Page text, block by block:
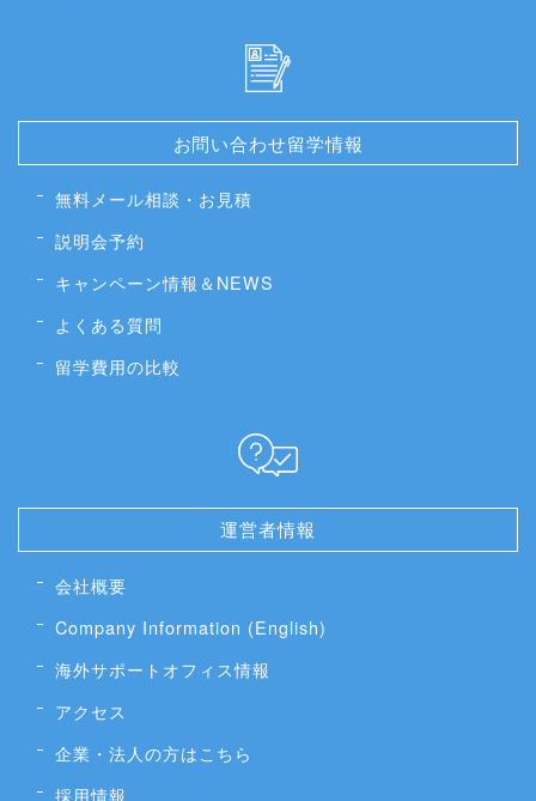
お問い合わせ留学情報
無料メール相談・お見積
説明会予約
キャンペーン情報＆NEWS
よくある質問
留学費用の比較
運営者情報
会社概要
Company Information (English)
海外サポートオフィス情報
アクセス
企業・法人の方はこちら
採用情報